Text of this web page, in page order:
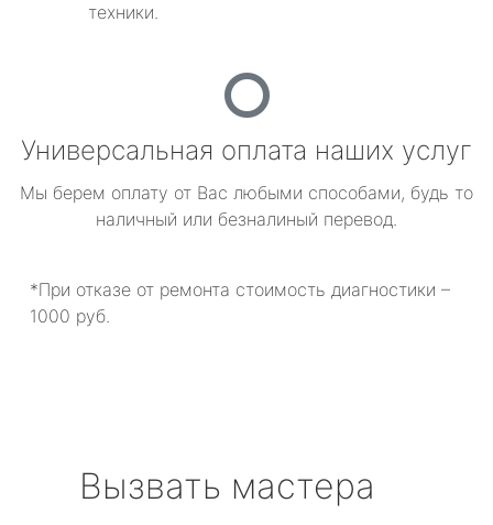
техники.
Универсальная оплата наших услуг
Мы берем оплату от Вас любыми способами, будь то
наличный или безналиный перевод.
*При отказе от ремонта стоимость диагностики –
1000 руб.
Вызвать мастера